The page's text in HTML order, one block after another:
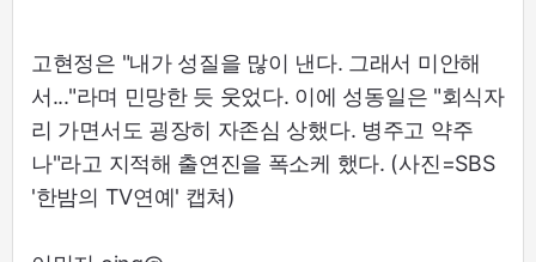
고현정은 "내가 성질을 많이 낸다. 그래서 미안해
서..."라며 민망한 듯 웃었다. 이에 성동일은 "회식자
리 가면서도 굉장히 자존심 상했다. 병주고 약주
나"라고 지적해 출연진을 폭소케 했다. (사진=SBS
'한밤의 TV연예' 캡쳐)